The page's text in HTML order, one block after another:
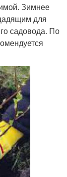
Зимнее
для
садовода. По